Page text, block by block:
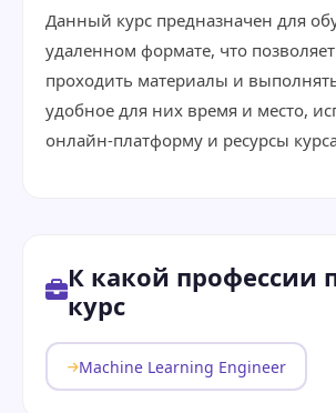
Данный курс предназначен для
удаленном формате, что
проходить материалы и
удобное для них время и место,
онлайн-платформу и ресурсы
К какой профессии
курс
Machine Learning Engineer